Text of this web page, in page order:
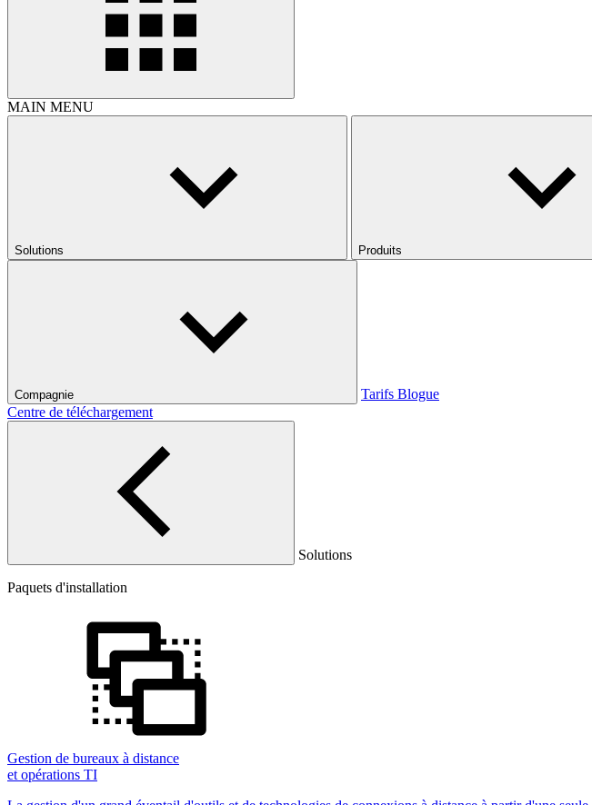
MAIN MENU
Solutions Produits
Compagnie Tarifs Blogue
Centre de téléchargement
Solutions
Paquets d'installation
Gestion de bureaux à distance
et opérations TI